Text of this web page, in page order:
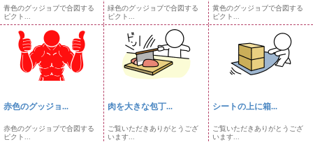
青色のグッジョブで合図する
ピクト...
緑色のグッジョブで合図する
ピクト...
黄色のグッジョブで合図する
ピクト...
赤色のグッジョ...
赤色のグッジョブで合図する
ピクト...
肉を大きな包丁...
ご覧いただきありがとうござ
います...
シートの上に箱...
ご覧いただきありがとうござ
います...